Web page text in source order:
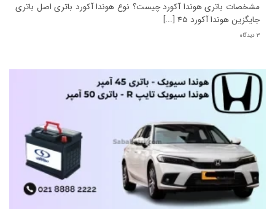
مشخصات باتری هوندا آکورد چیست؟ نوع هوندا آکورد باتری اصل باتری
جایگزین هوندا آکورد 45 [...]
3 دیدگاه